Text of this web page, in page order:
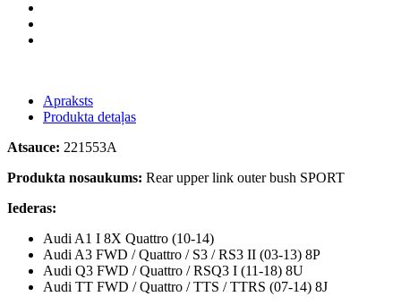
Apraksts
Produkta detaļas
Atsauce: 221553A
Produkta nosaukums: Rear upper link outer bush SPORT
Iederas:
Audi A1 I 8X Quattro (10-14)
Audi A3 FWD / Quattro / S3 / RS3 II (03-13) 8P
Audi Q3 FWD / Quattro / RSQ3 I (11-18) 8U
Audi TT FWD / Quattro / TTS / TTRS (07-14) 8J